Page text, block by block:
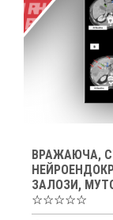
ВРАЖАЮЧА,
ЗАЛОЗИ,
☆☆☆☆☆